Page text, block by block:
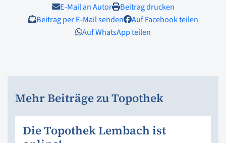
E-Mail an Autor
Beitrag drucken
Beitrag per E-Mail senden
Auf Facebook teilen
Auf WhatsApp teilen
Mehr Beiträge zu Topothek
Die Topothek Lembach ist